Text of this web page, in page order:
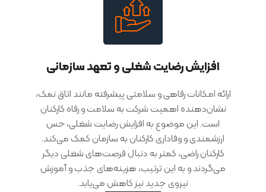
افزایش رضایت شغلی و تعهد سازمانی
ارائه امکانات رفاهی و سلامتی پیشرفته مانند اتاق نمک،
نشان‌دهنده اهمیت شرکت به سلامت و رفاه کارکنان
است. این موضوع به افزایش رضایت شغلی، حس
ارزشمندی و وفاداری کارکنان به سازمان کمک می‌کند.
کارکنان راضی، کمتر به دنبال فرصت‌های شغلی دیگر
می‌گردند و به این ترتیب، هزینه‌های جذب و آموزش
نیروی جدید نیز کاهش می‌یابد.